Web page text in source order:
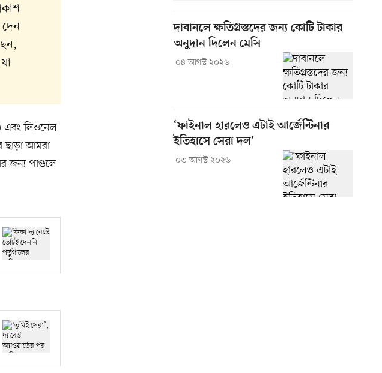
এবং লিওনেল
ছাড়া আমরা
জন্য পাগুলে
দাবানলে ক্ষতিগ্রস্তদের জন্য কোটি টাকার
অনুদান দিলেন মেসি
০৪ আগস্ট ২০২৬
‘ফাইনাল হারলেও এটাই আর্জেন্টিনার
ইতিহাসে সেরা দল’
০৩ আগস্ট ২০২৬